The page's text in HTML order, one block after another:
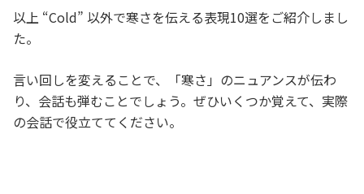
以上 “Cold” 以外で寒さを伝える表現10選をご紹介しまし
た。
言い回しを変えることで、「寒さ」のニュアンスが伝わ
り、会話も弾むことでしょう。ぜひいくつか覚えて、実際
の会話で役立ててください。